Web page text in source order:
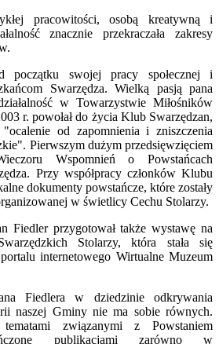
pracowitości, osobą kreatywną i
znacznie przekraczała zakresy
początku swojej pracy społecznej i
Swarzędza. Wielką pasją pana
w Towarzystwie Miłośników
r. powołał do życia Klub Swarzędzan,
"ocalenie od zapomnienia i zniszczenia
Pierwszym dużym przedsięwzięciem
Wspomnień o Powstańcach
Przy współpracy członków Klubu
dokumenty powstańcze, które zostały
w świetlicy Cechu Stolarzy.
Fiedler przygotował także wystawę na
Stolarzy, która stała się
internetowego Wirtualne Muzeum
Fiedlera w dziedzinie odkrywania
naszej Gminy nie ma sobie równych.
związanymi z Powstaniem
publikacjami zarówno w